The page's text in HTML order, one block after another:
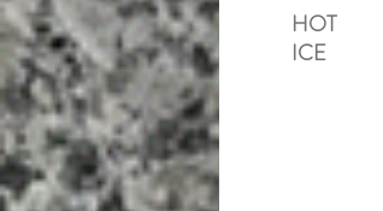
HOT
ICE